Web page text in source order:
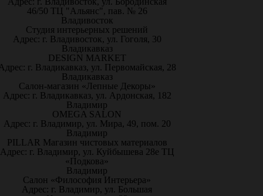
46/50 ТЦ "Альянс", пав. № 26
Владивосток
Студия интерьерных решений
Адрес: г. Владивосток, ул. Гоголя, 30
Владикавказ
DESIGN MARKET
г. Владикавказ, ул. Первомайская, 28
Владикавказ
Салон-магазин «Лепные Декоры»
Адрес: г. Владикавказ, ул. Ардонская, 182
Владимир
OMEGA SALON
Адрес: г. Владимир, ул. Мира, 49, пом. 20
Владимир
PILLAR Магазин чистовых материалов
Адрес: г. Владимир, ул. Куйбышева 28е ТЦ
«Подкова»
Владимир
Салон «Философия Интерьера»
Адрес: г. Владимир, ул. Большая